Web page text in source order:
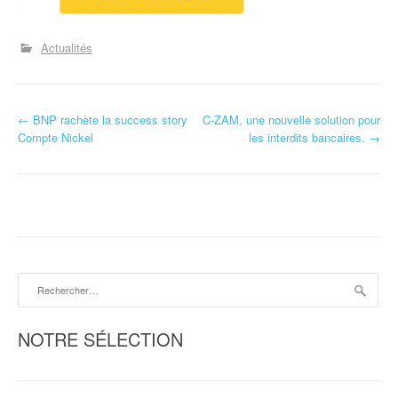
Actualités
N
g
t
i
← BNP rachète la success story
Compte Nickel
C-ZAM, une nouvelle solution pour
les interdits bancaires. →
NOTRE SÉLECTION